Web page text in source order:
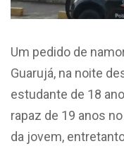
Um pedido de
Guarujá, na noite
estudante de 18
rapaz de 19 anos
da jovem,